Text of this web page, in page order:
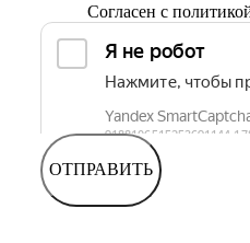
Согласен с
ОТПРАВИТЬ